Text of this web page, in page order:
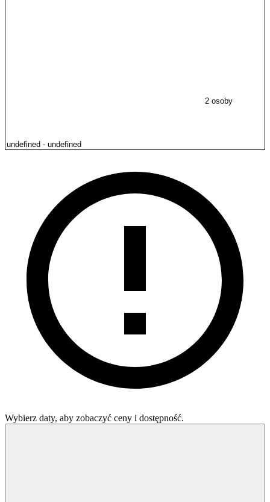
2 osoby
Wybierz daty, aby zobaczyć ceny i dostępność.